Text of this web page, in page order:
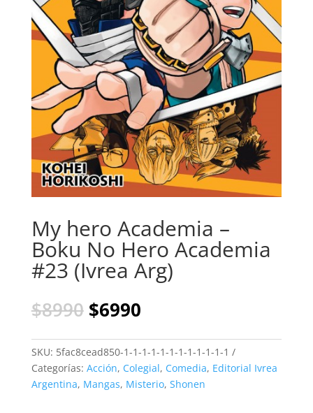
My hero Academia –
Boku No Hero Academia
#23 (Ivrea Arg)
$8990 El
precio
original
era:
$8990.
$6990El
actual
es:
$6990.
SKU: 5fac8cead850-1-1-1-1-1-1-1-1-1-1-1-1
Categorías: Acción, Colegial, Comedia, Editorial Ivrea
Argentina, Mangas, Misterio, Shonen